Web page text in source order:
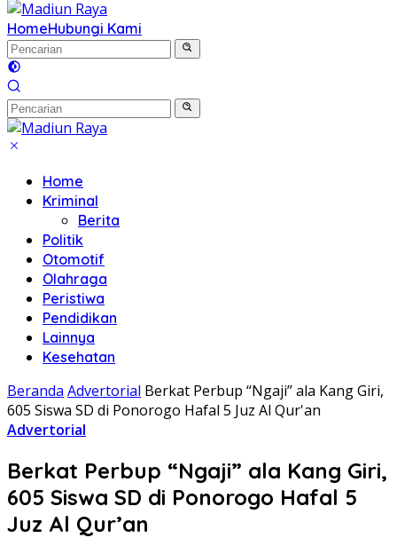
HomeHubungi Kami
Home
Kriminal
Berita
Politik
Otomotif
Olahraga
Peristiwa
Pendidikan
Lainnya
Kesehatan
Beranda Advertorial Berkat Perbup “Ngaji” ala Kang Giri,
605 Siswa SD di Ponorogo Hafal 5 Juz Al Qur'an
Advertorial
Berkat Perbup “Ngaji” ala Kang Giri,
605 Siswa SD di Ponorogo Hafal 5
Juz Al Qur’an